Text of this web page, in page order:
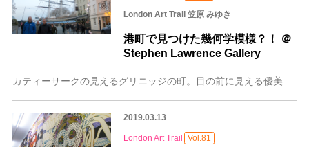
London Art Trail 笠原 みゆき
港町で見つけた幾何学模様？！ ＠
Stephen Lawrence Gallery
2019.03.13
London Art Trail Vol.81